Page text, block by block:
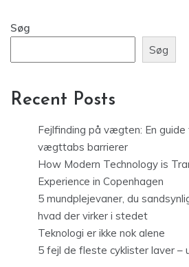
Søg
Søg
Recent Posts
Fejlfinding på vægten: En
vægttabs barrierer
How Modern Technology is
Experience in Copenhagen
5 mundplejevaner, du
hvad der virker i stedet
Teknologi er ikke nok alene
5 fejl de fleste cyklister laver –